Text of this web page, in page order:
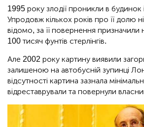
1995 року злодії проникли в будинок
Упродовж кількох років про її долю
відомо, за її повернення призначили
100 тисяч фунтів стерлінгів.
Але 2002 року картину виявили
залишеною на автобусній зупинці
відсутності картина зазнала
відреставрували та повернули